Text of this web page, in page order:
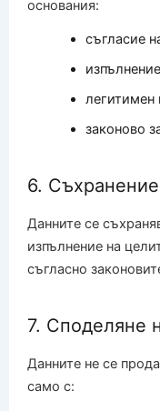
основания:
съгласие
легитимен
законово
6.
Данните се
изпълнение на
съгласно
7. Споделяне
Данните не се
само с: